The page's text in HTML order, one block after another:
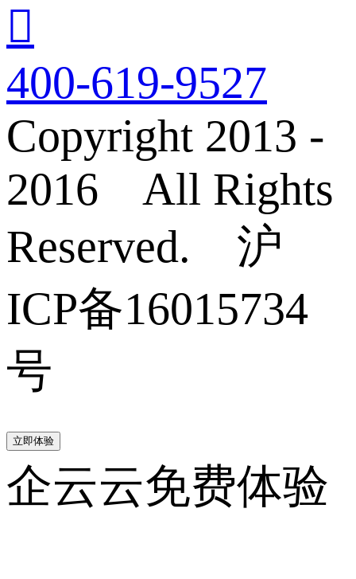

400-619-9527
Copyright 2013 -
2016 All Rights
Reserved. 沪
ICP备16015734
号
立即体验
企云云免费体验